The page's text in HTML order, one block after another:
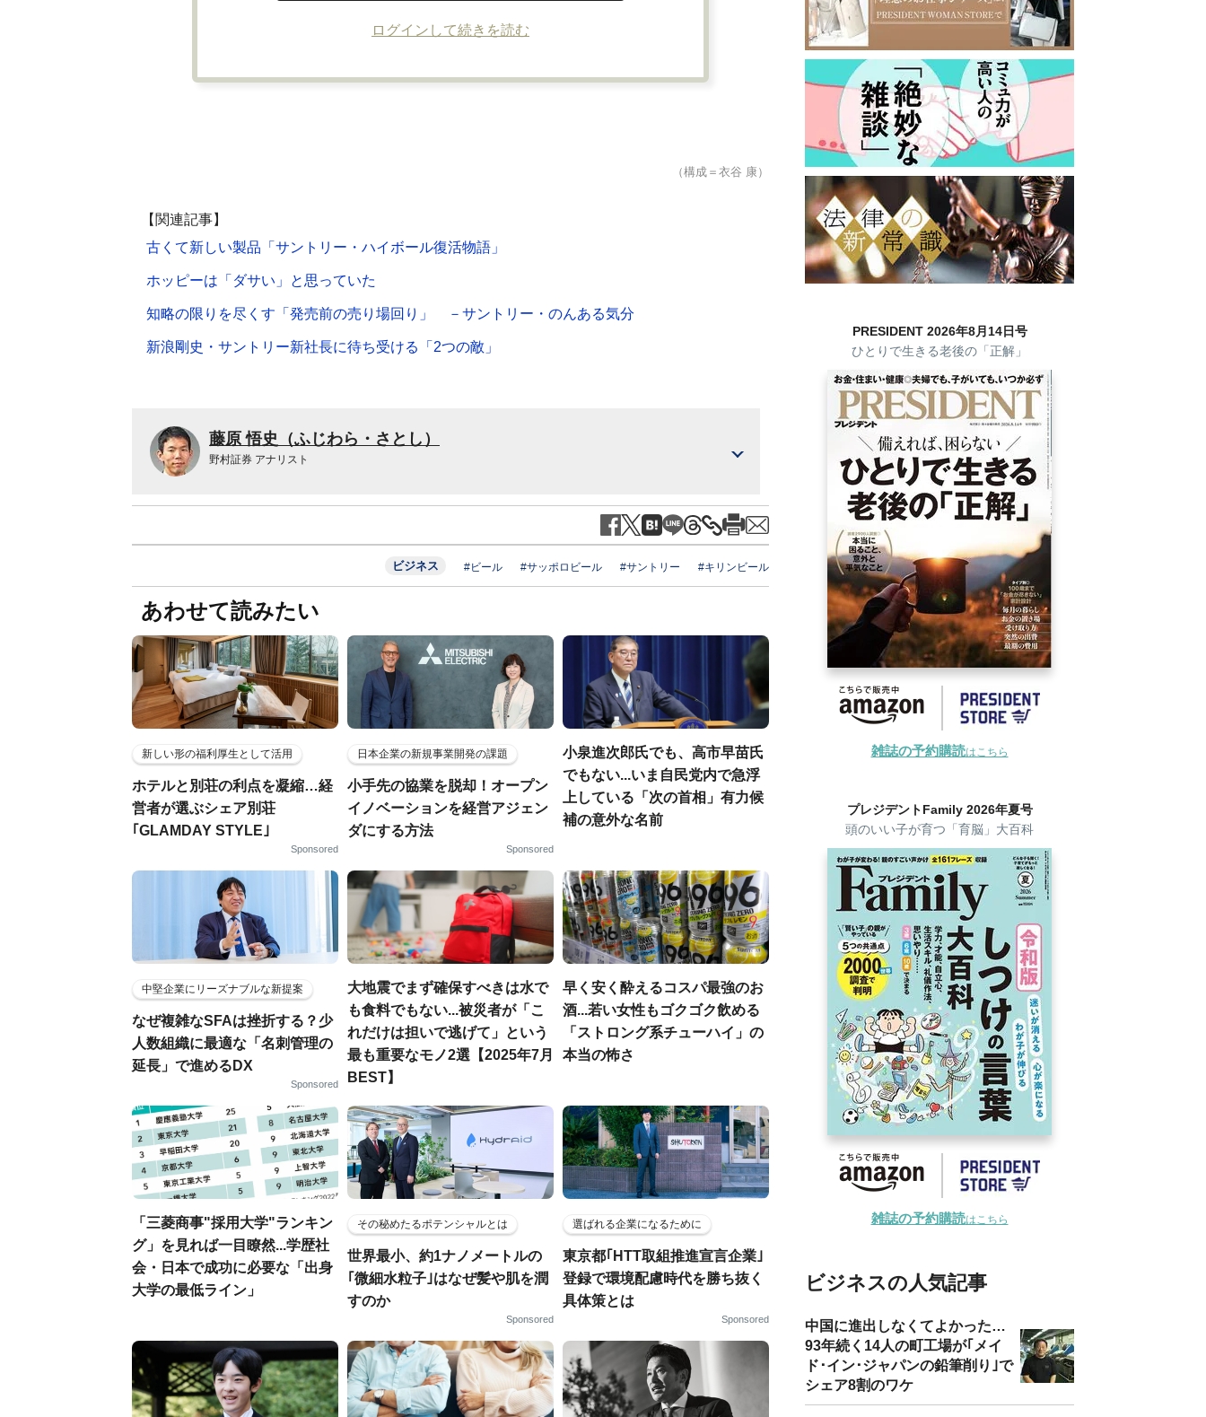
ログインして続きを読む
（構成＝衣谷 康）
【関連記事】
古くて新しい製品「サントリー・ハイボール復活物語」
ホッピーは「ダサい」と思っていた
知略の限りを尽くす「発売前の売り場回り」 －サントリー・のんある気分
新浪剛史・サントリー新社長に待ち受ける「2つの敵」
藤原 悟史（ふじわら・さとし）
野村証券 アナリスト
ビジネス #ビール #サッポロビール #サントリー #キリンビール
あわせて読みたい
新しい形の福利厚生として活用
ホテルと別荘の利点を凝縮…経
営者が選ぶシェア別荘
｢GLAMDAY STYLE｣
Sponsored
日本企業の新規事業開発の課題
小手先の協業を脱却！オープン
イノベーションを経営アジェン
ダにする方法
Sponsored
小泉進次郎氏でも、高市早苗氏
でもない...いま自民党内で急浮
上している「次の首相」有力候
補の意外な名前
中堅企業にリーズナブルな新提案
なぜ複雑なSFAは挫折する？少
人数組織に最適な「名刺管理の
延長」で進めるDX
Sponsored
大地震でまず確保すべきは水で
も食料でもない...被災者が「こ
れだけは担いで逃げて」という
最も重要なモノ2選【2025年7月
BEST】
早く安く酔えるコスパ最強のお
酒...若い女性もゴクゴク飲める
「ストロング系チューハイ」の
本当の怖さ
「三菱商事"採用大学"ランキン
グ」を見れば一目瞭然...学歴社
会・日本で成功に必要な「出身
大学の最低ライン」
その秘めたるポテンシャルとは
世界最小、約1ナノメートルの
｢微細水粒子｣はなぜ髪や肌を潤
すのか
Sponsored
選ばれる企業になるために
東京都｢HTT取組推進宣言企業｣
登録で環境配慮時代を勝ち抜く
具体策とは
Sponsored
PRESIDENT 2026年8月14日号
ひとりで生きる老後の「正解」
雑誌の予約購読はこちら
プレジデントFamily 2026年夏号
頭のいい子が育つ「育脳」大百科
雑誌の予約購読はこちら
ビジネスの人気記事
中国に進出しなくてよかった…
93年続く14人の町工場が｢メイ
ド･イン･ジャパンの鉛筆削り｣で
シェア8割のワケ